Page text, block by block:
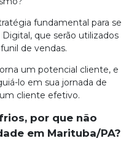
fundamental para se
que serão utilizados
de vendas.
um potencial cliente, e
lo em sua jornada de
cliente efetivo.
por que não
em Marituba/PA?